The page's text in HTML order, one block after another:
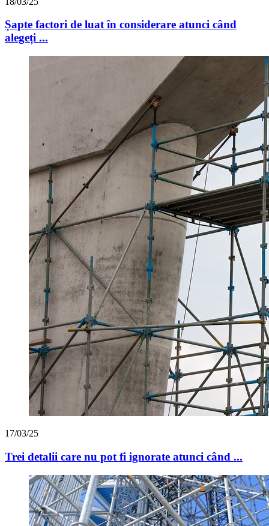
Șapte factori de luat în considerare atunci când
alegeți ...
17/03/25
Trei detalii care nu pot fi ignorate atunci când ...